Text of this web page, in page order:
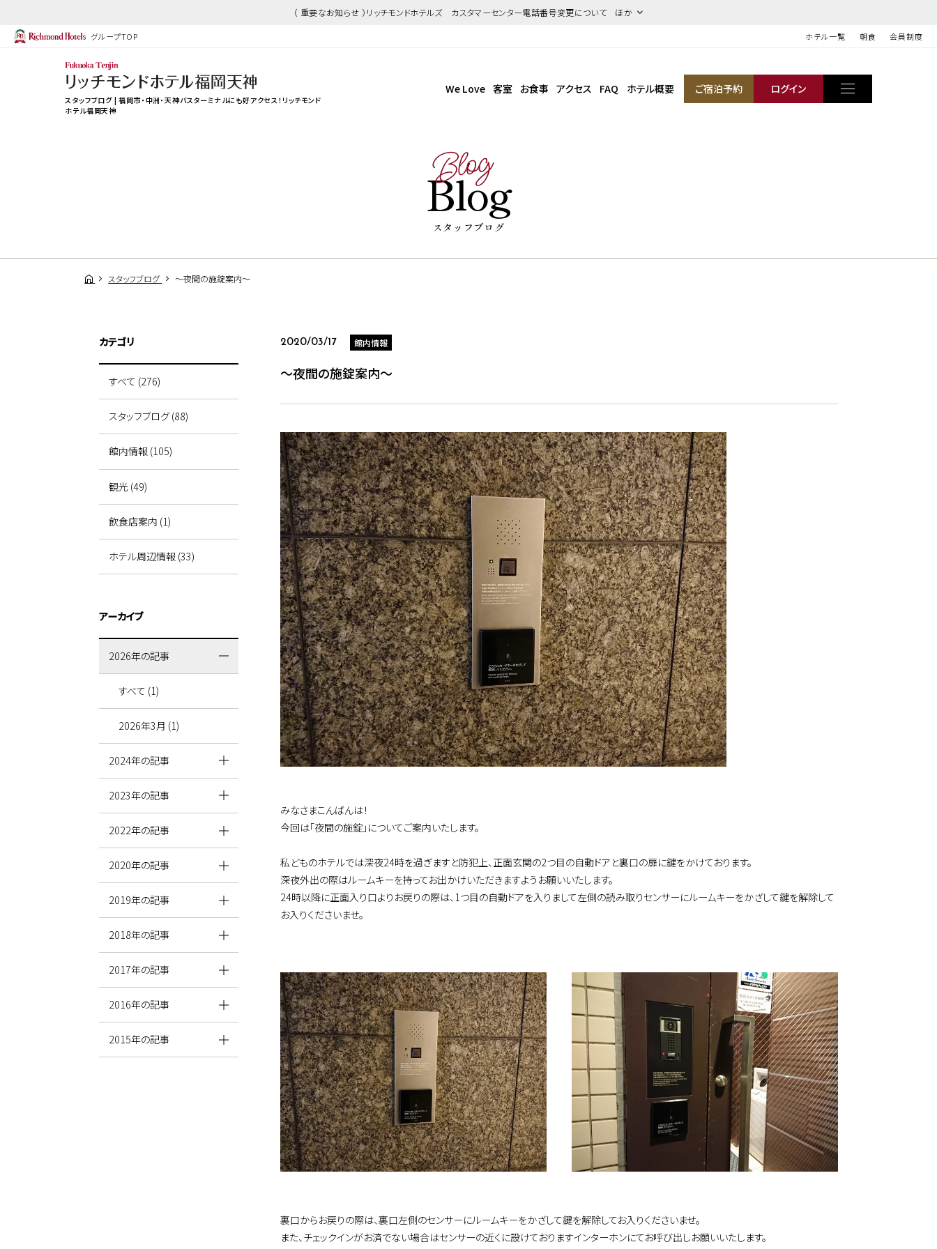
（ 重要なお知らせ ）リッチモンドホテルズ カスタマーセンター電話番号変更について ほか
グループTOP ホテル一覧 朝食 会員制度
スタッフブログ | 福岡市・中洲・天神バスターミナルにも好アクセス！リッチモンド
ホテル福岡天神
We Love 客室 お食事 アクセス FAQ ホテル概要 ご宿泊予約 ログイン
Blog
Blog
スタッフブログ
スタッフブログ ～夜間の施錠案内～
2020/03/17 館内情報
～夜間の施錠案内～
みなさまこんばんは！
今回は「夜間の施錠」についてご案内いたします。
私どものホテルでは深夜24時を過ぎますと防犯上、正面玄関の2つ目の自動ドアと裏口の扉に鍵をかけております。
深夜外出の際はルームキーを持ってお出かけいただきますようお願いいたします。
24時以降に正面入り口よりお戻りの際は、1つ目の自動ドアを入りまして左側の読み取りセンサーにルームキーをかざして鍵を解除して
お入りくださいませ。
裏口からお戻りの際は、裏口左側のセンサーにルームキーをかざして鍵を解除してお入りくださいませ。
また、チェックインがお済でない場合はセンサーの近くに設けておりますインターホンにてお呼び出しお願いいたします。
カテゴリ
すべて (276)
スタッフブログ (88)
館内情報 (105)
観光 (49)
飲食店案内 (1)
ホテル周辺情報 (33)
アーカイブ
2026年の記事
すべて (1)
2026年3月 (1)
2024年の記事
2023年の記事
2022年の記事
2020年の記事
2019年の記事
2018年の記事
2017年の記事
2016年の記事
2015年の記事